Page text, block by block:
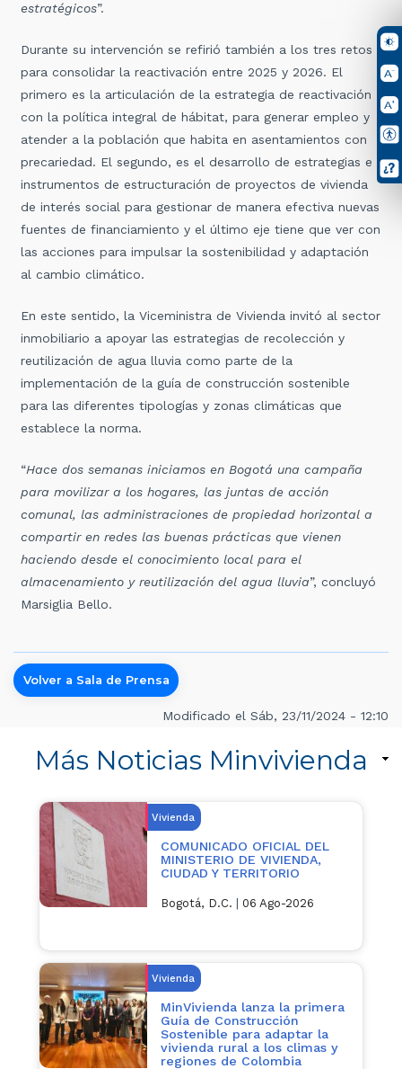
estratégicos”.
Durante su intervención se refirió también a los tres retos
para consolidar la reactivación entre 2025 y 2026. El
primero es la articulación de la estrategia de reactivación
con la política integral de hábitat, para generar empleo y
atender a la población que habita en asentamientos con
precariedad. El segundo, es el desarrollo de estrategias e
instrumentos de estructuración de proyectos de vivienda
de interés social para gestionar de manera efectiva nuevas
fuentes de financiamiento y el último eje tiene que ver con
las acciones para impulsar la sostenibilidad y adaptación
al cambio climático.
En este sentido, la Viceministra de Vivienda invitó al sector
inmobiliario a apoyar las estrategias de recolección y
reutilización de agua lluvia como parte de la
implementación de la guía de construcción sostenible
para las diferentes tipologías y zonas climáticas que
establece la norma.
“Hace dos semanas iniciamos en Bogotá una campaña
para movilizar a los hogares, lasjuntas de acción
comunal, las administraciones de propiedad horizontal a
compartir en redes las buenas prácticas que vienen
haciendo desde el conocimiento local para el
almacenamiento y reutilización del agua lluvia”, concluyó
Marsiglia Bello.
Volver a Sala de Prensa
Modificado el Sáb, 23/11/2024 - 12:10
Más Noticias Minvivienda
Vivienda
COMUNICADO OFICIAL DEL
MINISTERIO DE VIVIENDA,
CIUDAD Y TERRITORIO
Bogotá, D.C. 06 Ago-2026
Vivienda
MinVivienda lanza la primera
Guía de Construcción
Sostenible para adaptar la
vivienda rural a los climas y
regiones de Colombia